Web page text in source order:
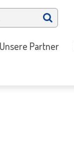
Unsere Partner